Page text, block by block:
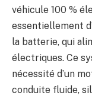
véhicule 100 %
essentiellement
la batterie, qui
électriques. Ce
nécessité d’un
conduite fluide,